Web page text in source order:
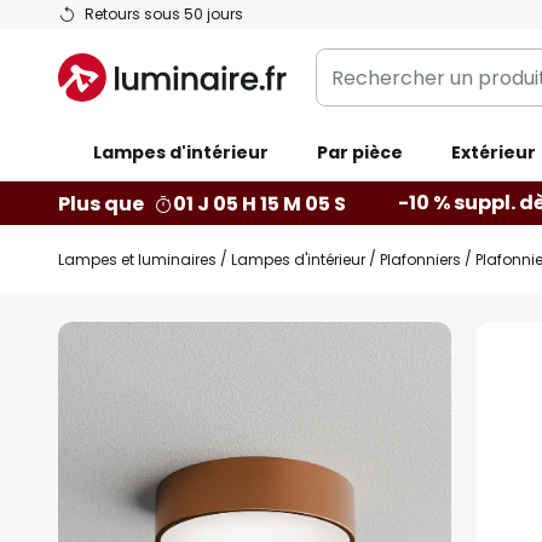
Retours sous 50 jours
Allez
contenu
Rechercher
un
catégorie...
Lampes d'intérieur Par pièce Extérieur
Plus que 01 J 05 H 15 M 04 S -10 % suppl.
Lampes et luminaires Lampes d'intérieur Plafonniers
Skip
to
end
the
images